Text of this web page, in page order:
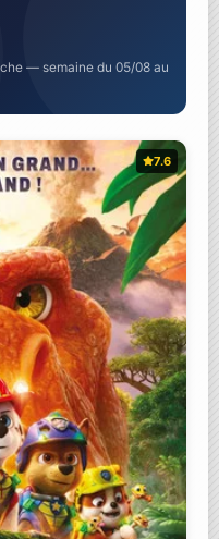
— semaine du 05/08 au
7.6